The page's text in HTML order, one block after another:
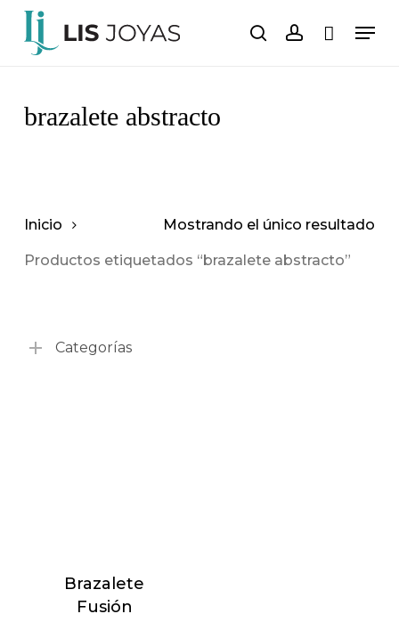
Saltar
contenido
buscarcuenta
Carro Cerrar
brazalete abstracto
Mostrando el único resultado
Inicio
Productos etiquetados “brazalete abstracto”
Categorías
Brazalete
Fusión